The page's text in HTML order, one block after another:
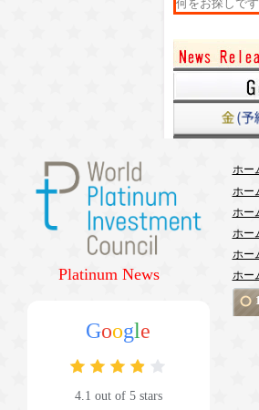
Platinum News
Google
4.1 out of 5 stars
ホー
ホー
ホー
ホー
ホー
ホー